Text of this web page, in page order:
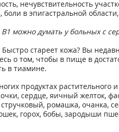
нечувствительность
в эпигастральной
можно думать у больных с
Быстро стареет кожа? Вы
о том, чтобы в пище в
в тиамине.
продуктах
сердце, яичный желток,
ромашка, очанка,
горох, бобы, зародыши